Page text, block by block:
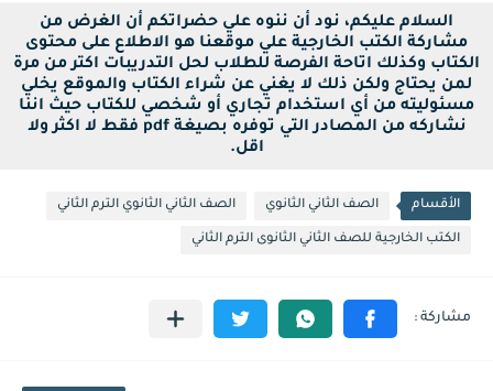
السلام عليكم، نود أن ننوه علي حضراتكم أن الغرض من
مشاركة الكتب الخارجية علي موقعنا هو الاطلاع على محتوى
الكتاب وكذلك اتاحة الفرصة للطلاب لحل التدريبات اكتر من مرة
لمن يحتاج ولكن ذلك لا يغني عن شراء الكتاب والموقع يخلي
مسئوليته من أي استخدام تجاري أو شخصي للكتاب حيث اننا
نشاركه من المصادر التي توفره بصيغة pdf فقط لا اكثر ولا
اقل.
الأقسام الصف الثاني الثانوي الصف الثاني الثانوي الترم الثاني
الكتب الخارجية للصف الثاني الثانوى الترم الثاني